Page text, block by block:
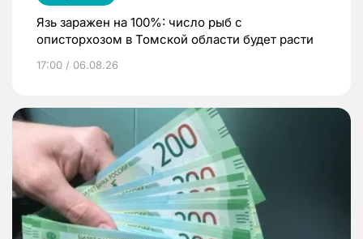
Язь заражен на 100%: число рыб с
описторхозом в Томской области будет расти
17:00 / 06.08.26